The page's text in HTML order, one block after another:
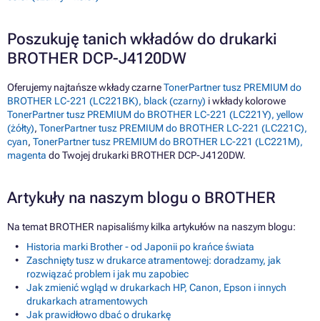
Poszukuję tanich wkładów do drukarki
BROTHER DCP-J4120DW
Oferujemy najtańsze wkłady czarneTonerPartner tusz PREMIUM do
BROTHER LC-221 (LC221BK), black (czarny) i wkłady kolorowe
TonerPartner tusz PREMIUM do BROTHER LC-221 (LC221Y), yellow
(żółty), TonerPartner tusz PREMIUM do BROTHER LC-221 (LC221C),
cyan, TonerPartner tusz PREMIUM do BROTHER LC-221 (LC221M),
magenta do Twojej drukarki BROTHER DCP-J4120DW.
Artykuły na naszym blogu o BROTHER
Na temat BROTHER napisaliśmy kilka artykułów na naszym blogu:
Historia marki Brother - od Japonii po krańce świata
Zaschnięty tusz w drukarce atramentowej: doradzamy, jak
rozwiązać problem i jak mu zapobiec
Jak zmienić wgląd w drukarkach HP, Canon, Epson i innych
drukarkach atramentowych
Jak prawidłowo dbać o drukarkę